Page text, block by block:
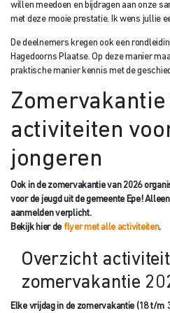
willen meedoen en bijdragen aan onze
met deze mooie prestatie. Ik wens jullie
De deelnemers kregen ook een
Hagedoorns Plaatse. Op deze manier
praktische manier kennis met de
Zomervakantie
activiteiten
jongeren
Ook in de zomervakantie van 2026
voor de jeugd uit de gemeente Epe!
aanmelden verplicht.
Bekijk hier de flyer met alle activiteiten.
Overzicht
zomervakantie
Elke vrijdag in de zomervakantie (18 t/m